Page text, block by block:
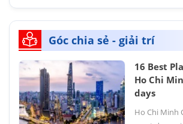
Góc chia sẻ - giải trí
16 Best
Ho Chi
days
Ho Chi Minh